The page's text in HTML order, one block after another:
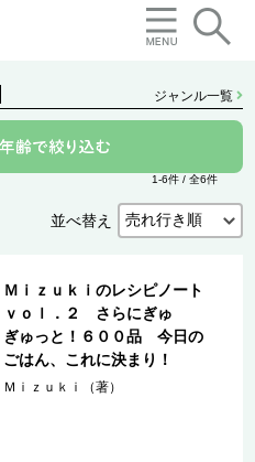
ジャンル一覧
1-6件 / 全6件
並べ替え
Ｍｉｚｕｋｉのレシピノート
ｖｏｌ．２ さらにぎゅ
ぎゅっと！６００品 今日の
ごはん、これに決まり！
Ｍｉｚｕｋｉ（著）